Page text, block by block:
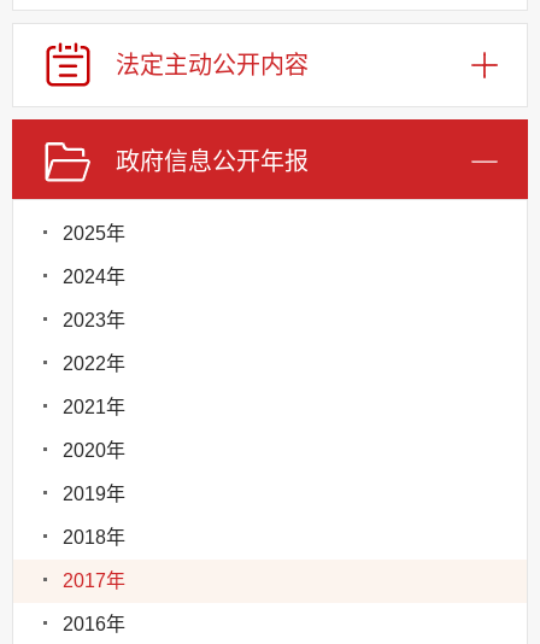
法定主动公开内容
政府信息公开年报
2025年
2024年
2023年
2022年
2021年
2020年
2019年
2018年
2017年
2016年